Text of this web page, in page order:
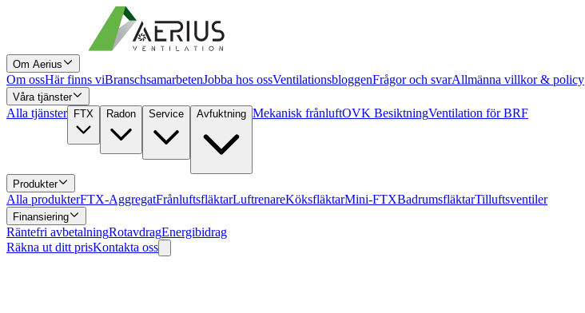
Om Aerius
Om ossHär finns viBranschsamarbetenJobba hos ossVentilationsbloggenFrågor och svarAllmänna villkor & policy
Våra tjänster
Alla tjänster FTX Radon Service Avfuktning Mekanisk frånluftOVK BesiktningVentilation för BRF
Produkter
Alla produkterFTX-AggregatFrånluftsfläktarLuftrenareKöksfläktarMini-FTXBadrumsfläktarTilluftsventiler
Finansiering
Räntefri avbetalningRotavdragEnergibidrag
Räkna ut ditt prisKontakta oss